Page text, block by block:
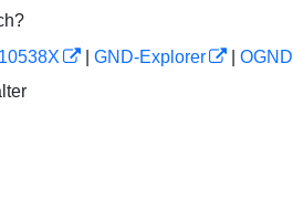
GND-Explorer OGND